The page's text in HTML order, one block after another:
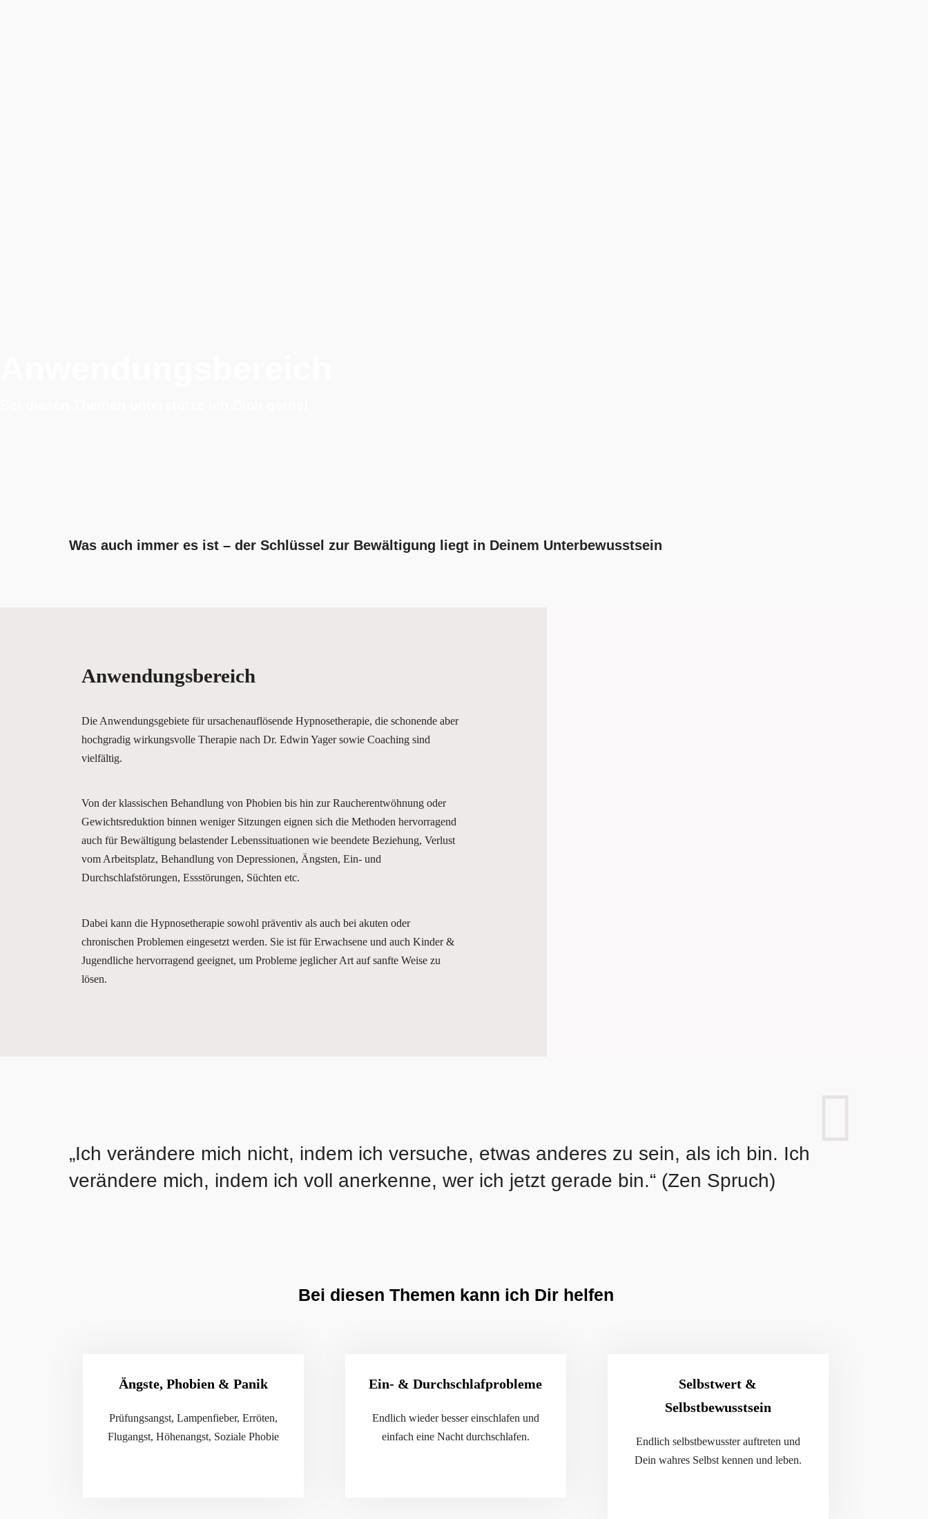
Was auch immer es ist – der Schlüssel zur Bewältigung liegt in Deinem Unterbewusstsein
Anwendungsbereich
Die Anwendungsgebiete für ursachenauflösende Hypnosetherapie, die schonende aber
hochgradig wirkungsvolle Therapie nach Dr. Edwin Yager sowie Coaching sind
vielfältig.
Von der klassischen Behandlung von Phobien bis hin zur Raucherentwöhnung oder
Gewichtsreduktion binnen weniger Sitzungen eignen sich die Methoden hervorragend
auch für Bewältigung belastender Lebenssituationen wie beendete Beziehung, Verlust
vom Arbeitsplatz, Behandlung von Depressionen, Ängsten, Ein- und
Durchschlafstörungen, Essstörungen, Süchten etc.
Dabei kann die Hypnosetherapie sowohl präventiv als auch bei akuten oder
chronischen Problemen eingesetzt werden. Sie ist für Erwachsene und auch Kinder &
Jugendliche hervorragend geeignet, um Probleme jeglicher Art auf sanfte Weise zu
lösen.
„Ich verändere mich nicht, indem ich versuche, etwas anderes zu sein, als ich bin. Ich
verändere mich, indem ich voll anerkenne, wer ich jetzt gerade bin.“ (Zen Spruch)
Bei diesen Themen kann ich Dir helfen
Ängste, Phobien & Panik
Prüfungsangst, Lampenfieber, Erröten,
Flugangst, Höhenangst, Soziale Phobie
Ein- & Durchschlafprobleme
Endlich wieder besser einschlafen und
einfach eine Nacht durchschlafen.
Selbstwert &
Selbstbewusstsein
Endlich selbstbewusster auftreten und
Dein wahres Selbst kennen und leben.